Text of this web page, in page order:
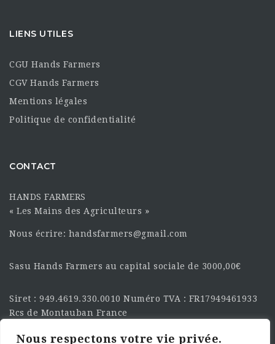
Nous respectons votre vie privée.
LIENS UTILES
CGU Hands Farmers
CGV Hands Farmers
Mentions légales
Politique de confidentialité
CONTACT
HANDS FARMERS
« Les Mains des Agriculteurs »
Nous écrire: handsfarmers@gmail.com
Sasu Hands Farmers au capital sociale de 3000,00€
Siret : 949.4619.330.0010 Numéro TVA : FR17949461933
Rcs de Montauban France